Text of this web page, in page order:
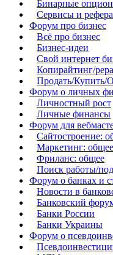
Бинарные
Сервисы и
Форум про бизнес
Всё про бизнес
Бизнес-идеи
Свой интернет
Копирайтинг/
Продать/Купить/
Форум о личных
Личностный рост
Личные финансы
Форум для
Сайтостроение:
Маркетинг: общее
Фриланс: общее
Поиск работы/
Форум о банках и
Новости в
Банковский
Банки России
Банки Украины
Форум о